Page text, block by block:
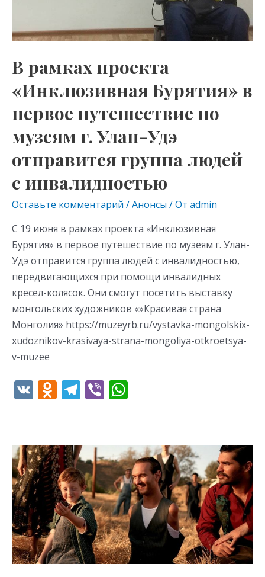
В рамках проекта
«Инклюзивная Бурятия» в
первое путешествие по
музеям г. Улан-Удэ
отправится группа людей
с инвалидностью
Оставьте комментарий /Анонсы / От admin
С 19 июня в рамках проекта «Инклюзивная
Бурятия» в первое путешествие по музеям г. Улан-
Удэ отправится группа людей с инвалидностью,
передвигающихся при помощи инвалидных
кресел-колясок. Они смогут посетить выставку
монгольских художников «»Красивая страна
Монголия» https://muzeyrb.ru/vystavka-mongolskix-
xudoznikov-krasivaya-strana-mongoliya-otkroetsya-
v-muzee
V O
n
o
kl
as
s
ni
ki
T
e
gr
a
m
Vi
er at
s
A
p
p
С
10
июня
начинаем
серию
проведения
«Уроков
добра»